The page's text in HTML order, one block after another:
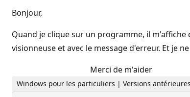
Bonjour,
Quand je clique sur un programme, il
visionneuse et avec le message d'erreur. Et je
Merci de m'aider
Windows pour les particuliers | Versions